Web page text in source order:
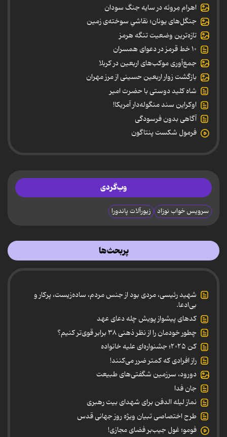
اهرام مِروئه در سایه جنگ سودان
جنگل‌های یونان؛ نقاشیِ سوخته‌ی زمین
تازه‌ترین وضعیت تنگه هرمز
۱۰ خط قرمز در دعوای همسران
جمع‌آوری موکب‌های اربعین در کربلا
بازگشت زوار اربعین حسینی از مرز مهران
شاه کلید دوستی با حضرت امیر
اوکراین سند منگوله‌دار آمریکا!
آگاهی بدون فرسودگی
فرمول شکست پنتاگون
وب‌گردی
سرویس خواب نوزاد زیورآلات پاندورا
پربحث‌ها
شهید رئیسی، مردی بود از جنس مردم، ساده‌زیست، پرکار و
بی‌ادعا.
کدهای پیشواز پویش چله دعای عهد
چطور خودمان را از نظر ذهنی ۳۸ برابر قوی‌تر کنیم؟
کن ۲۰۲۵؛ جشنواره‌ای علیه خانواده
راز افرادی که کمتر ضرر می‌کنند!
دورود، سرزمین شگفتی‌های طبیعت
جان فدا
نماز لیله الدفن برای شهدای بیت رهبری
طرح اختصاصی تبیان ویژه روز جهانی قدس
فومو؛ غول جیب‌بر فضای مجازی!